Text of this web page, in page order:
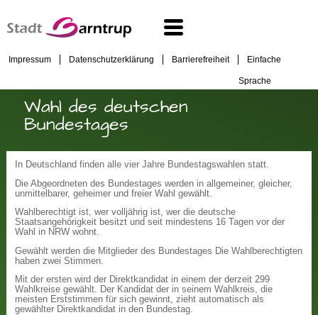
Impressum Datenschutzerklärung Barrierefreiheit Einfache
Sprache
Wahl des deutschen
Bundestages
In Deutschland finden alle vier Jahre Bundestagswahlen statt.
Die Abgeordneten des Bundestages werden in allgemeiner, gleicher,
unmittelbarer, geheimer und freier Wahl gewählt.
Wahlberechtigt ist, wer volljährig ist, wer die deutsche
Staatsangehörigkeit besitzt und seit mindestens 16 Tagen vor der
Wahl in NRW wohnt.
Gewählt werden die Mitglieder des Bundestages Die Wahlberechtigten
haben zwei Stimmen.
Mit der ersten wird der Direktkandidat in einem der derzeit 299
Wahlkreise gewählt. Der Kandidat der in seinem Wahlkreis, die
meisten Erststimmen für sich gewinnt, zieht automatisch als
gewählter Direktkandidat in den Bundestag.